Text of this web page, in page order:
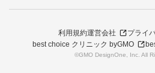
利用規約運営会社
プライ
best choice クリニック byGMO
©GMO DesignOne, Inc. All